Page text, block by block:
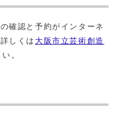
確認と予約がインターネ
しくは 大阪市立芸術創造
。